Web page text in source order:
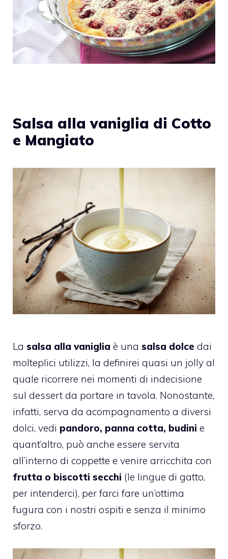
Salsa alla vaniglia di Cotto
e Mangiato
La salsa alla vaniglia è una salsa dolce dai
molteplici utilizzi, la definirei quasi un jolly al
quale ricorrere nei momenti di indecisione
sul dessert da portare in tavola. Nonostante,
infatti, serva da acompagnamento a diversi
dolci, vedi pandoro, panna cotta, budini e
quant’altro, può anche essere servita
all’interno di coppette e venire arricchita con
frutta o biscotti secchi (le lingue di gatto,
per intenderci), per farci fare un’ottima
fugura con i nostri ospiti e senza il minimo
sforzo.